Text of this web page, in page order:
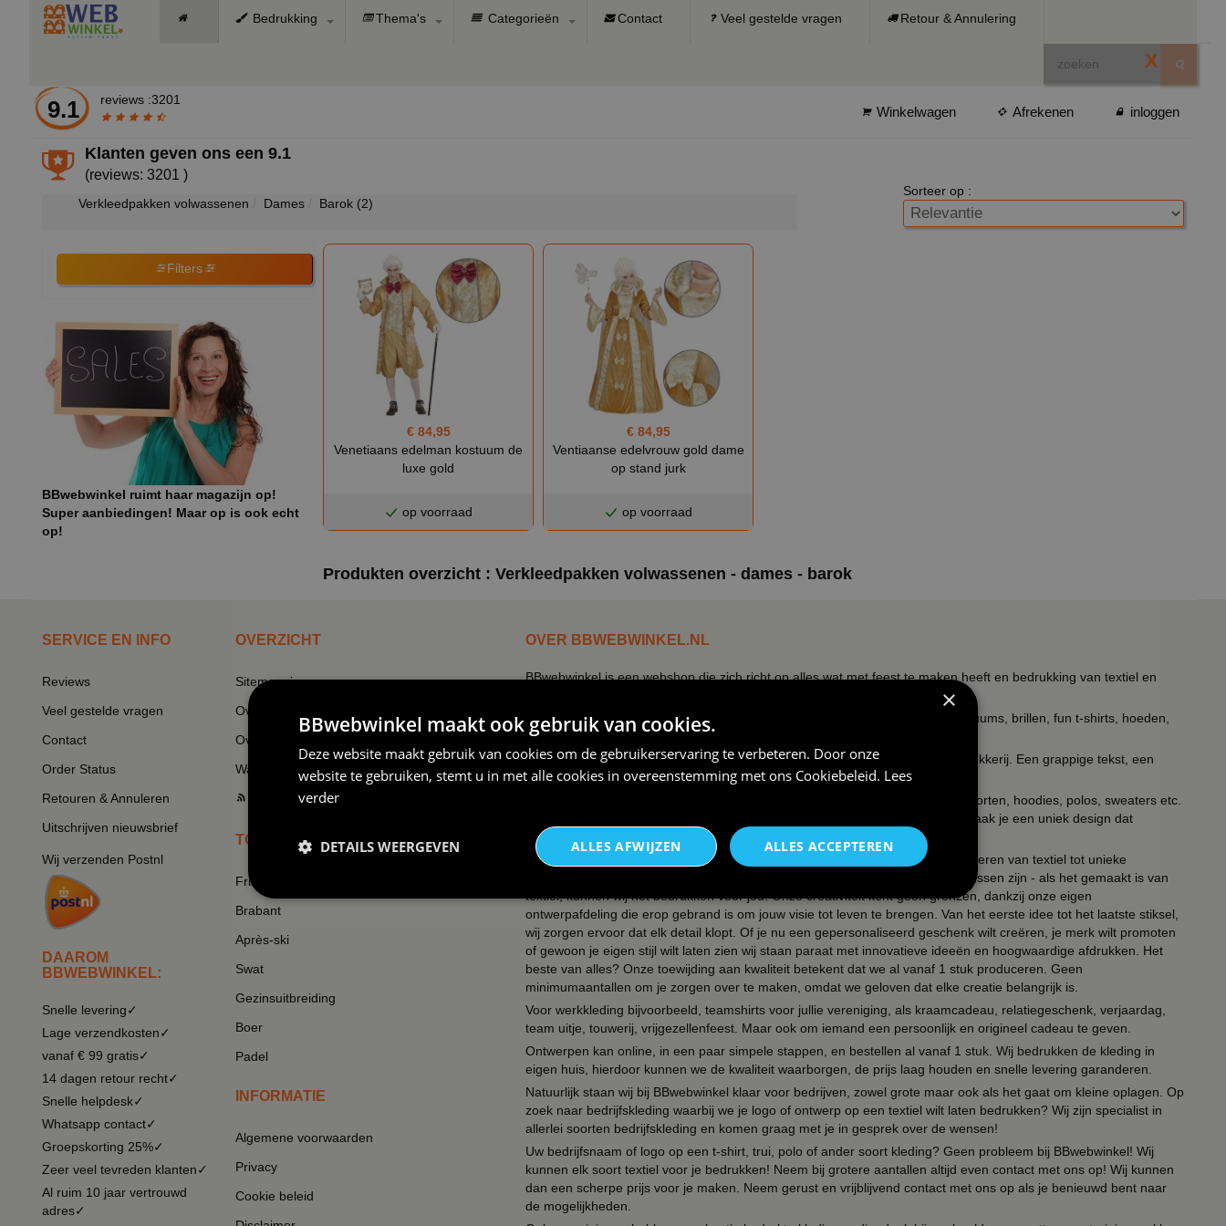
Bedrukking Thema's Categorieën Contact Veel gestelde vragen Retour & Annulering
X
9.1 reviews :3201
Winkelwagen Afrekenen inloggen
Klanten geven ons een9.1
(reviews: 3201 )
Verkleedpakken volwassenen Dames Barok (2)
Sorteer op :
Filters
BBwebwinkel ruimt haar magazijn op!
Super aanbiedingen! Maar op is ook echt
op!
€ 84,95
Venetiaans edelman kostuum de
luxe gold
op voorraad
€ 84,95
Ventiaanse edelvrouw gold dame
op stand jurk
op voorraad
Produkten overzicht : Verkleedpakken volwassenen - dames - barok
SERVICE EN INFO
Reviews
Veel gestelde vragen
Contact
Order Status
Retouren & Annuleren
Uitschrijven nieuwsbrief
Wij verzenden Postnl
DAAROM
BBWEBWINKEL:
Snelle levering✓
Lage verzendkosten✓
vanaf € 99 gratis✓
14 dagen retour recht✓
Snelle helpdesk✓
Whatsapp contact✓
Groepskorting 25%✓
Zeer veel tevreden klanten✓
Al ruim 10 jaar vertrouwd
adres✓
OVERZICHT
Sitemapping
Overzicht thema's
Overzicht rubrieken
Wat vinden klanten van ons
TOP THEMA'S
Frikandel
Brabant
Après-ski
Swat
Gezinsuitbreiding
Boer
Padel
INFORMATIE
Algemene voorwaarden
Privacy
Cookie beleid
OVER BBWEBWINKEL.NL
BBwebwinkel is een webshop die zich richt op alles wat met feest te maken heeft en bedrukking van textiel en
Zo kun je bij ons terecht voor een uitgebreid assortiment verkleedkleding kostuums, brillen, fun t-shirts, hoeden,
mokken, tegeltjes, petjes, schorten.
Naast de verkleedkleding hebben wij een eigen textieldrukkerij en keramiekdrukkerij. Een grappige tekst, een
slogan, een quote je bedrijfslogo, een naam, foto of een unieke print?
Bij ons kun je simpel en snel kleding bedrukken, mokken, petjes, tegeltjes, schorten, hoodies, polos, sweaters etc.
met een eigen ontwerp. Bepaal zelf de kleur, opdruk en het lettertype en zo maak je een uniek design dat
niemand anders heeft!
Verander textiel in buitengewone kunst - Wij zijn jouw partners in het transformeren van textiel tot unieke
meesterwerken. Of het nu T-shirts, tassen, schorten, polos, petten of zelfs koussen zijn - als het gemaakt is van
textiel, kunnen wij het bedrukken voor jou! Onze creativiteit kent geen grenzen, dankzij onze eigen
ontwerpafdeling die erop gebrand is om jouw visie tot leven te brengen. Van het eerste idee tot het laatste stiksel,
wij zorgen ervoor dat elk detail klopt. Of je nu een gepersonaliseerd geschenk wilt creëren, je merk wilt promoten
of gewoon je eigen stijl wilt laten zien wij staan paraat met innovatieve ideeën en hoogwaardige afdrukken. Het
beste van alles? Onze toewijding aan kwaliteit betekent dat we al vanaf 1 stuk produceren. Geen
minimumaantallen om je zorgen over te maken, omdat we geloven dat elke creatie belangrijk is.
Voor werkkleding bijvoorbeeld, teamshirts voor jullie vereniging, als kraamcadeau, relatiegeschenk, verjaardag,
team uitje, touwerij, vrijgezellenfeest. Maar ook om iemand een persoonlijk en origineel cadeau te geven.
Ontwerpen kan online, in een paar simpele stappen, en bestellen al vanaf 1 stuk. Wij bedrukken de kleding in
eigen huis, hierdoor kunnen we de kwaliteit waarborgen, de prijs laag houden en snelle levering garanderen.
Natuurlijk staan wij bij BBwebwinkel klaar voor bedrijven, zowel grote maar ook als het gaat om kleine oplagen. Op
zoek naar bedrijfskleding waarbij we je logo of ontwerp op een textiel wilt laten bedrukken? Wij zijn specialist in
allerlei soorten bedrijfskleding en komen graag met je in gesprek over de wensen!
Uw bedrijfsnaam of logo op een t-shirt, trui, polo of ander soort kleding? Geen probleem bij BBwebwinkel! Wij
kunnen elk soort textiel voor je bedrukken! Neem bij grotere aantallen altijd even contact met ons op! Wij kunnen
dan een scherpe prijs voor je maken. Neem gerust en vrijblijvend contact met ons op als je benieuwd bent naar
de mogelijkheden.
×
BBwebwinkel maakt ook gebruik van cookies.
Deze website maakt gebruik van cookies om de gebruikerservaring te verbeteren. Door onze
website te gebruiken, stemt u in met alle cookies in overeenstemming met ons Cookiebeleid. Lees
verder
ALLES ACCEPTEREN
ALLES AFWIJZEN
DETAILS WEERGEVEN